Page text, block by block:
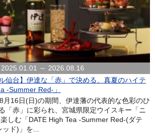
2025.01.01 ～ 2026.08.16
仙台】伊達な「赤」で決める、真夏のハイテ
-Summer Red-」
16日(日)の期間、伊達藩の代表的な色彩のひ
「赤」に彩られ、宮城県限定ウイスキー「ニ
しむ「DATE High Tea -Summer Red-(ダテ
ッド)」を...